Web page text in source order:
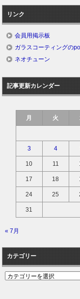
リンク
会員用掲示板
ガラスコーティングの
ネオチューン
記事更新カレンダー
月
火
3 4
10 11
17 18
24 25
31
« 7月
カテゴリー
カ